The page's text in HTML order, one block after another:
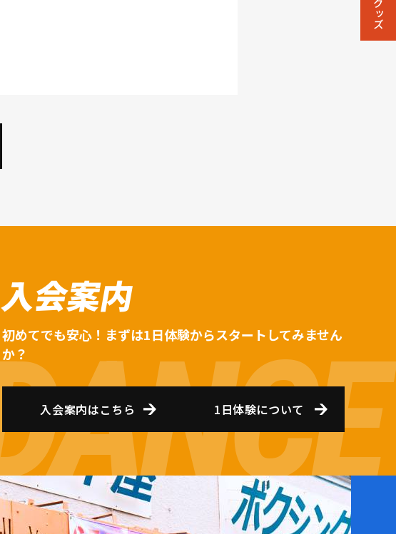
入会案内
初めてでも安心！まずは1日体験からスタートしてみません
か？
入会案内はこちら 1日体験について